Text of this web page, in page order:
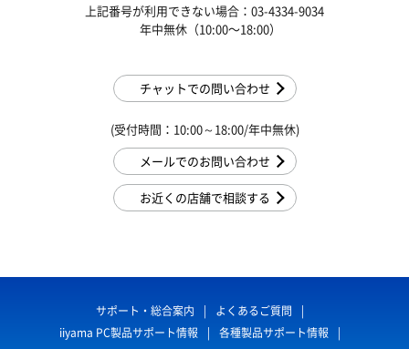
上記番号が利用できない場合：03-4334-9034
年中無休（10:00〜18:00）
チャットでの問い合わせ
(受付時間：10:00～18:00/年中無休)
メールでのお問い合わせ
お近くの店舗で相談する
サポート・総合案内
よくあるご質問
iiyama PC製品サポート情報
各種製品サポート情報